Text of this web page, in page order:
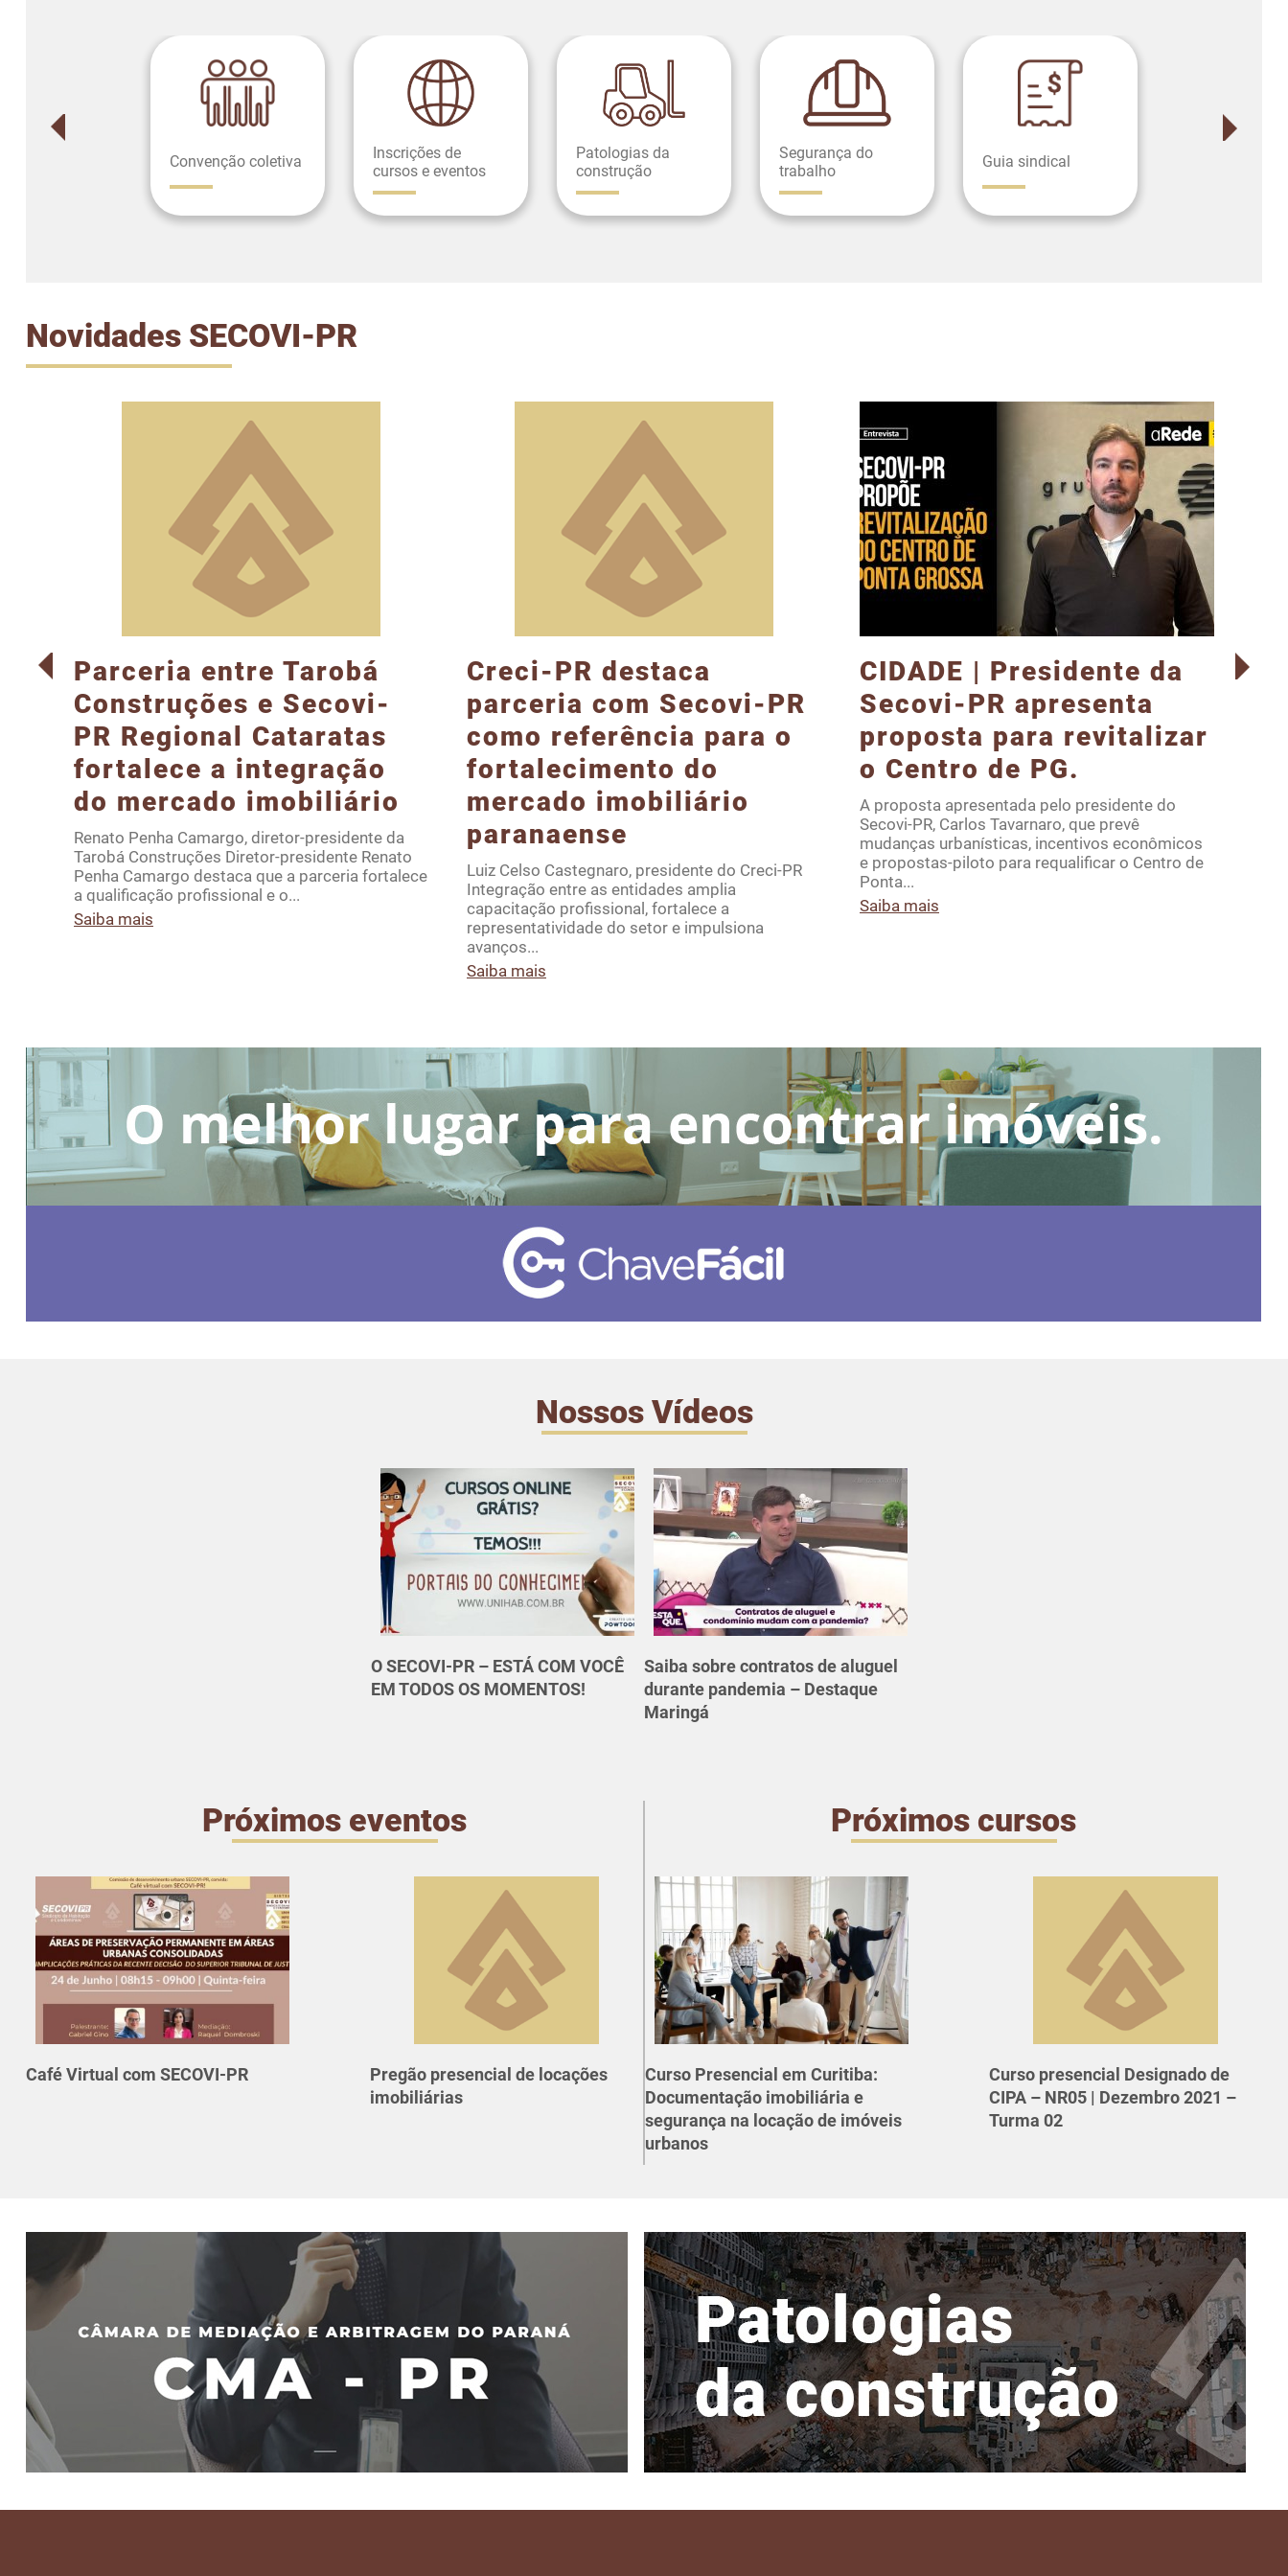
Convenção coletiva
Inscrições de
cursos e eventos
Patologias da
construção
Segurança do
trabalho
Guia sindical
Novidades SECOVI-PR
Parceria entre Tarobá
Construções e Secovi-
PR Regional Cataratas
fortalece a integração
do mercado imobiliário
Renato Penha Camargo, diretor-presidente da
Tarobá Construções Diretor-presidente Renato
Penha Camargo destaca que a parceria fortalece
a qualificação profissional e o...
Saiba mais
Creci-PR destaca
parceria com Secovi-PR
como referência para o
fortalecimento do
mercado imobiliário
paranaense
Luiz Celso Castegnaro, presidente do Creci-PR
Integração entre as entidades amplia
capacitação profissional, fortalece a
representatividade do setor e impulsiona
avanços...
Saiba mais
CIDADE | Presidente da
Secovi-PR apresenta
proposta para revitalizar
o Centro de PG.
A proposta apresentada pelo presidente do
Secovi-PR, Carlos Tavarnaro, que prevê
mudanças urbanísticas, incentivos econômicos
e propostas-piloto para requalificar o Centro de
Ponta...
Saiba mais
Nossos Vídeos
O SECOVI-PR – ESTÁ COM VOCÊ
EM TODOS OS MOMENTOS!
Saiba sobre contratos de aluguel
durante pandemia – Destaque
Maringá
Próximos eventos
Café Virtual com SECOVI-PR
Pregão presencial de locações
imobiliárias
Próximos cursos
Curso Presencial em Curitiba:
Documentação imobiliária e
segurança na locação de imóveis
urbanos
Curso presencial Designado de
CIPA – NR05 | Dezembro 2021 –
Turma 02